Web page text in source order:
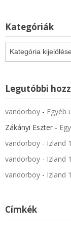
Kategóriák
Kategóriák
Legutóbbi
vandorboy - Egyéb
Zákányi Eszter -
vandorboy - Izland
vandorboy - Izland
vandorboy - Izland
Címkék